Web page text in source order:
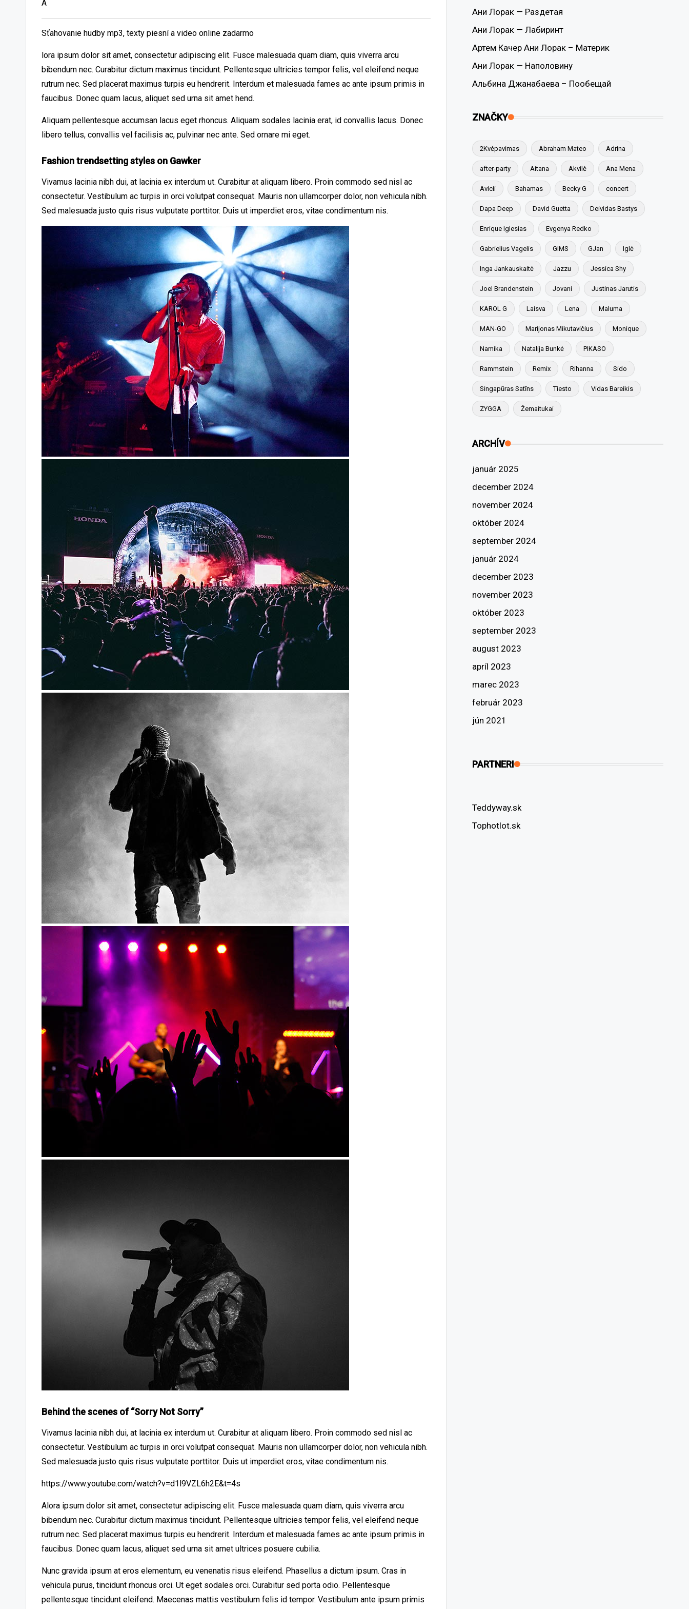
A
Sťahovanie hudby mp3, texty piesní a video online zadarmo
lora ipsum dolor sit amet, consectetur adipiscing elit. Fusce malesuada quam diam, quis viverra arcu
bibendum nec. Curabitur dictum maximus tincidunt. Pellentesque ultricies tempor felis, vel eleifend neque
rutrum nec. Sed placerat maximus turpis eu hendrerit. Interdum et malesuada fames ac ante ipsum primis in
faucibus. Donec quam lacus, aliquet sed urna sit amet hend.
Aliquam pellentesque accumsan lacus eget rhoncus. Aliquam sodales lacinia erat, id convallis lacus. Donec
libero tellus, convallis vel facilisis ac, pulvinar nec ante. Sed ornare mi eget.
Fashion trendsetting styles on Gawker
Vivamus lacinia nibh dui, at lacinia ex interdum ut. Curabitur at aliquam libero. Proin commodo sed nisl ac
consectetur. Vestibulum ac turpis in orci volutpat consequat. Mauris non ullamcorper dolor, non vehicula nibh.
Sed malesuada justo quis risus vulputate porttitor. Duis ut imperdiet eros, vitae condimentum nis.
Behind the scenes of “Sorry Not Sorry”
Vivamus lacinia nibh dui, at lacinia ex interdum ut. Curabitur at aliquam libero. Proin commodo sed nisl ac
consectetur. Vestibulum ac turpis in orci volutpat consequat. Mauris non ullamcorper dolor, non vehicula nibh.
Sed malesuada justo quis risus vulputate porttitor. Duis ut imperdiet eros, vitae condimentum nis.
https://www.youtube.com/watch?v=d1l9VZL6h2E&t=4s
Alora ipsum dolor sit amet, consectetur adipiscing elit. Fusce malesuada quam diam, quis viverra arcu
bibendum nec. Curabitur dictum maximus tincidunt. Pellentesque ultricies tempor felis, vel eleifend neque
rutrum nec. Sed placerat maximus turpis eu hendrerit. Interdum et malesuada fames ac ante ipsum primis in
faucibus. Donec quam lacus, aliquet sed urna sit amet ultrices posuere cubilia.
Nunc gravida ipsum at eros elementum, eu venenatis risus eleifend. Phasellus a dictum ipsum. Cras in
vehicula purus, tincidunt rhoncus orci. Ut eget sodales orci. Curabitur sed porta odio. Pellentesque
pellentesque tincidunt eleifend. Maecenas mattis vestibulum felis id tempor. Vestibulum ante ipsum primis
Ани Лорак — Раздетая
Ани Лорак — Лабиринт
Артем Качер Ани Лорак – Материк
Ани Лорак — Наполовину
Альбина Джанабаева – Пообещай
ZNAČKY
2Kvėpavimas Abraham Mateo Adrina
after-party Aitana Akvilė Ana Mena
Avicii Bahamas Becky G concert
Dapa Deep David Guetta Deividas Bastys
Enrique Iglesias Evgenya Redko
Gabrielius Vagelis GIMS GJan Iglė
Inga Jankauskaitė Jazzu Jessica Shy
Joel Brandenstein Jovani Justinas Jarutis
KAROL G Laisva Lena Maluma
MAN-GO Marijonas Mikutavičius Monique
Namika Natalija Bunkė PIKASO
Rammstein Remix Rihanna Sido
Singapūras Satīns Tiesto Vidas Bareikis
ZYGGA Žemaitukai
ARCHÍV
január 2025
december 2024
november 2024
október 2024
september 2024
január 2024
december 2023
november 2023
október 2023
september 2023
august 2023
apríl 2023
marec 2023
február 2023
jún 2021
PARTNERI
Teddyway.sk
Tophotlot.sk